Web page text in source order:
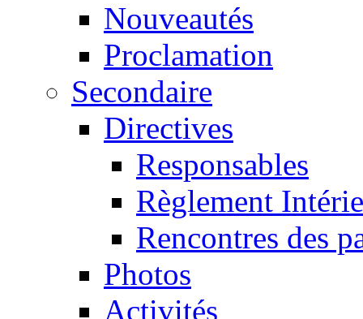
Nouveautés
Proclamation
Secondaire
Directives
Responsables
Règlement
Rencontres des
Photos
Activités